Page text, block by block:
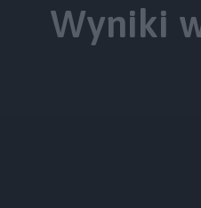
Wyniki